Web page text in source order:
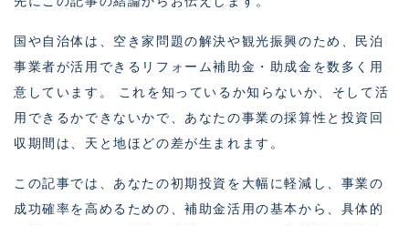
国や自治体は、空き家問題の解決や観光振興のため、民泊
事業者が活用できるリフォーム補助金・助成金を数多く用
意しています。 これを知っているか知らないか、そして活
用できるかできないかで、あなたの事業の採算性と投資回
収期間は、天と地ほどの差が生まれます。
この記事では、あなたの初期投資を大幅に軽減し、事業の
成功確率を高めるための、補助金活用の基本から、具体的